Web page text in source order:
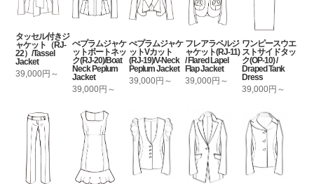
タッセル付きジ
ャケット（RJ-
22）/Tassel
Jacket
39,000円～
ぺプラムジャケ
ットボートネッ
ク(RJ-20)/Boat
Neck Peplum
Jacket
39,000円～
ぺプラムジャケ
ットVカット
(RJ-19)/V-Neck
Peplum Jacket
39,000円～
フレアラペルジ
ャケット(RJ-11)
/ Flared Lapel
Flap Jacket
39,000円～
ワンピースウエ
ストサイドタッ
ク(OP-10) /
Draped Tank
Dress
39,000円～